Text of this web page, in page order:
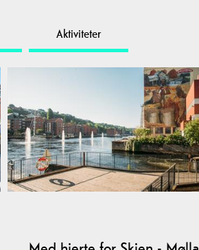
Aktiviteter